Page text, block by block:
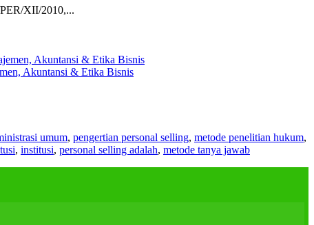
XII/2010,...
Akuntansi & Etika Bisnis
umum, pengertian personal selling, metode penelitian hukum,
, institusi, personal selling adalah, metode tanya jawab